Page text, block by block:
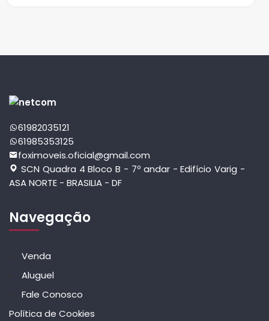
61982035121
61985353125
foximoveis.oficial@gmail.com
SCN Quadra 4 Bloco B - 7º andar - Edifício Varig -
ASA NORTE - BRASILIA - DF
Navegação
Venda
Aluguel
Fale Conosco
Política de Cookies